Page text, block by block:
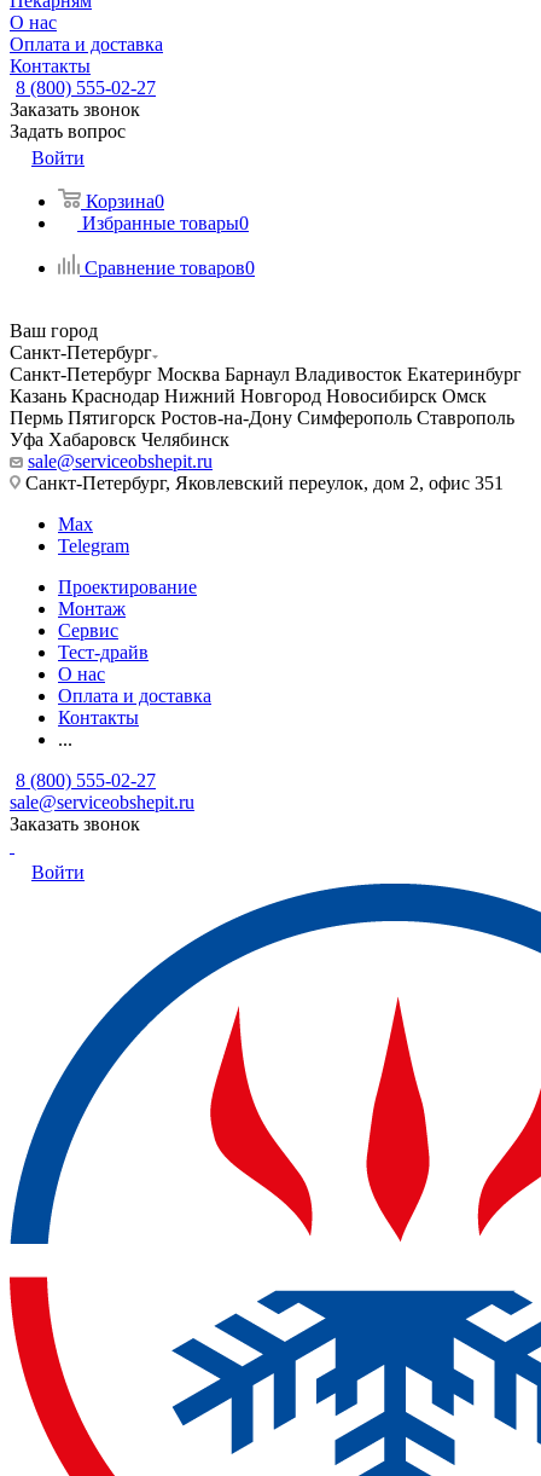
О нас
Оплата и доставка
Контакты
8 (800) 555-02-27
Заказать звонок
Задать вопрос
Войти
Корзина0
Избранные товары0
Сравнение товаров0
Ваш город
Санкт-Петербург
Санкт-Петербург Москва Барнаул Владивосток Екатеринбург
Казань Краснодар Нижний Новгород Новосибирск Омск
Пермь Пятигорск Ростов-на-Дону Симферополь Ставрополь
Уфа Хабаровск Челябинск
sale@serviceobshepit.ru
Санкт-Петербург, Яковлевский переулок, дом 2, офис 351
Max
Telegram
Проектирование
Монтаж
Сервис
Тест-драйв
О нас
Оплата и доставка
Контакты
...
8 (800) 555-02-27
sale@serviceobshepit.ru
Заказать звонок
Войти